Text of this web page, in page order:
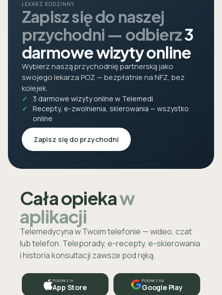
LEKARZ RODZINNY
Zapisz się do naszej
przychodni — odbierz3
darmowe wizyty online
Wybierz naszą przychodnię partnerską jako
swojego lekarza POZ — bezpłatnie na NFZ, bez
kolejek.
3 darmowe wizyty online w Telemedi
Recepty, e-zwolnienia, skierowania — wszystko
online
Zapisz się do przychodni
Cała opiekaw
aplikacji
Telemedycyna w Twoim telefonie — wideo, czat
lub telefon. Teleporady, e-recepty, e-skierowania
i historia konsultacji zawsze pod ręką.
Pobierz w
App Store
Pobierz na
Google Play